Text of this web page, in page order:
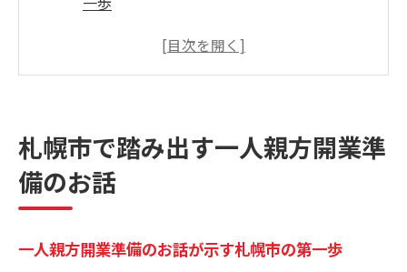
独立に向けた一人親方開業準備のお話の基
一人親方開業準備のお話で知る地域特有の
注意点
札幌市で踏み出す一人親方開業準
備のお話
一人親方開業準備のお話が示す札幌市の第一歩